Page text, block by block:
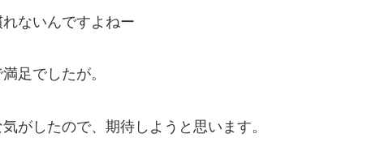
ないんですよねー
足でしたが。
がしたので、期待しようと思います。